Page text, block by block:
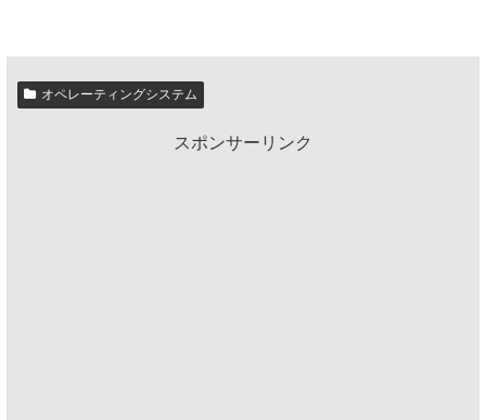
オペレーティングシステム
スポンサーリンク